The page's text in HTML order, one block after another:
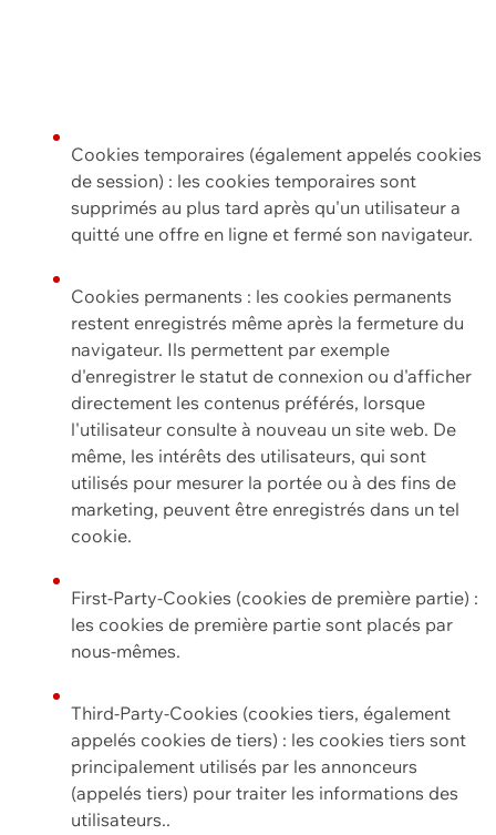
Cookies temporaires (également appelés cookies
de session) : les cookies temporaires sont
supprimés au plus tard après qu'un utilisateur a
quitté une offre en ligne et fermé son navigateur.
Cookies permanents : les cookies permanents
restent enregistrés même après la fermeture du
navigateur. Ils permettent par exemple
d'enregistrer le statut de connexion ou d'afficher
directement les contenus préférés, lorsque
l'utilisateur consulte à nouveau un site web. De
même, les intérêts des utilisateurs, qui sont
utilisés pour mesurer la portée ou à des fins de
marketing, peuvent être enregistrés dans un tel
cookie.
First-Party-Cookies (cookies de première partie) :
les cookies de première partie sont placés par
nous-mêmes.
Third-Party-Cookies (cookies tiers, également
appelés cookies de tiers) : les cookies tiers sont
principalement utilisés par les annonceurs
(appelés tiers) pour traiter les informations des
utilisateurs..